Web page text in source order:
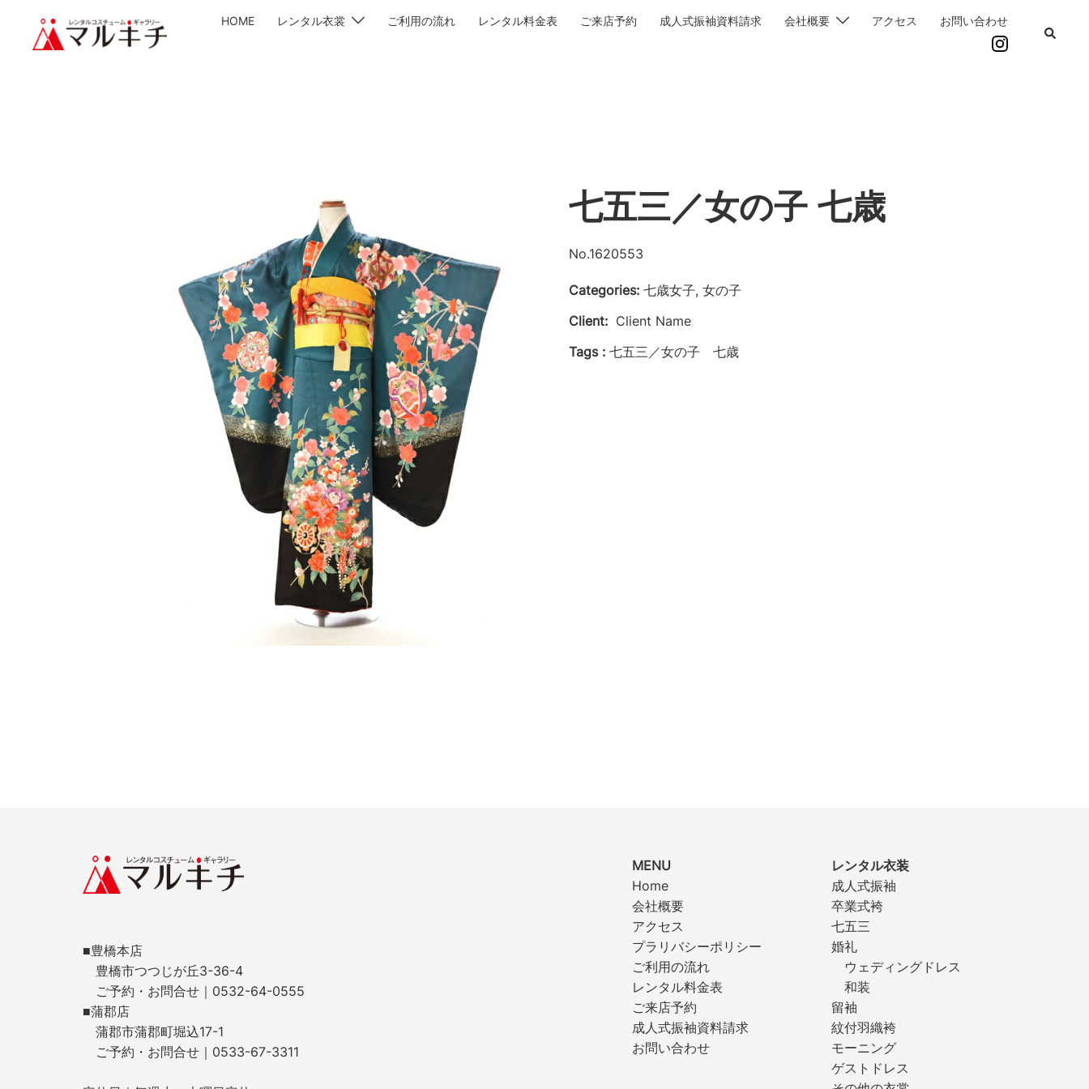
HOME レンタル衣裳 ご利用の流れ レンタル料金表 ご来店予約 成人式振袖資料請求 会社概要 アクセス お問い合わせ
七五三／女の子 七歳
No.1620553
Categories: 七歳女子, 女の子
Client: Client Name
Tags : 七五三／女の子 七歳
■豊橋本店
豊橋市つつじが丘3-36-4
ご予約・お問合せ｜0532-64-0555
■蒲郡店
蒲郡市蒲郡町堀込17-1
ご予約・お問合せ｜0533-67-3311
MENU
Home
会社概要
アクセス
プラリバシーポリシー
ご利用の流れ
レンタル料金表
ご来店予約
成人式振袖資料請求
お問い合わせ
レンタル衣装
成人式振袖
卒業式袴
七五三
婚礼
ウェディングドレス
和装
留袖
紋付羽織袴
モーニング
ゲストドレス